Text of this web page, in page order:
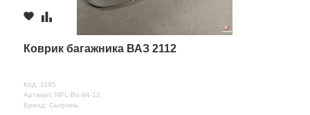
Комментарий
Коврик багажника ВАЗ 2112
Код: 1195
Артикул: NPL-Bo-94-12
Бренд: Сызрань